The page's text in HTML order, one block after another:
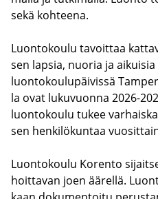
sekä koh­tee­na.
Luon­to­kou­lu ta­voit­taa
sen lap­sia, nuo­ria ja
luon­to­kou­lu­päi­vis­sä
la ovat lu­ku­vuon­na 2026-
luon­to­kou­lu tukee
sen hen­ki­lö­kun­taa
Luon­to­kou­lu Ko­ren­to
hoit­ta­van joen ää­rel­lä.